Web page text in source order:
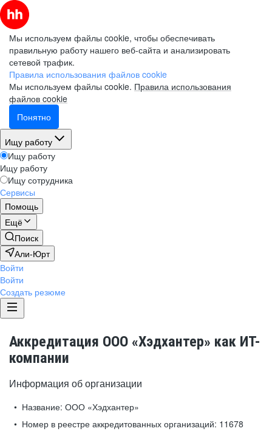
Мы используем файлы cookie, чтобы обеспечивать
правильную работу нашего веб-сайта и анализировать
сетевой трафик.
Правила использования файлов cookie
Мы используем файлы cookie. Правила использования
файлов cookie
Понятно
Ищу работу
Ищу работу
Ищу работу
Ищу сотрудника
Сервисы
Помощь
Ещё
Поиск
Али-Юрт
Войти
Войти
Создать резюме
Аккредитация ООО «Хэдхантер» как ИТ-
компании
Информация об организации
Название: ООО «Хэдхантер»
Номер в реестре аккредитованных организаций: 11678